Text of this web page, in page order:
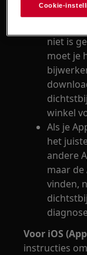
Als je
niet is
moet je
winkel
Als je
het
andere
maar de
vinden,
Voor iOS
instructies
Cookie-